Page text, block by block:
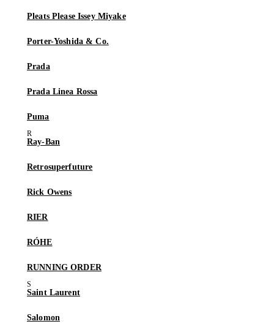
Pleats Please Issey Miyake
Porter-Yoshida & Co.
Prada
Prada Linea Rossa
Puma
Ray-Ban
Retrosuperfuture
Rick Owens
RIER
RÓHE
RUNNING ORDER
Saint Laurent
Salomon